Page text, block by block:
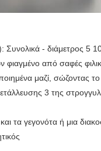
Συνολικά - διάμετρος 5
φιαγμένο από σαφές
μαζί, σώζοντας
3 της
τα γεγονότα ή μια